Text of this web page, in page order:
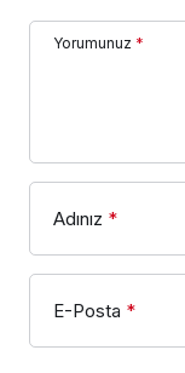
Yorumunuz *
Adınız *
E-Posta *